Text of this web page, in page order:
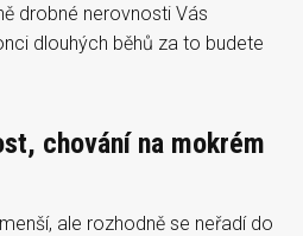
drobné nerovnosti Vás
dlouhých běhů za to budete
chování na mokrém
ale rozhodně se neřadí do